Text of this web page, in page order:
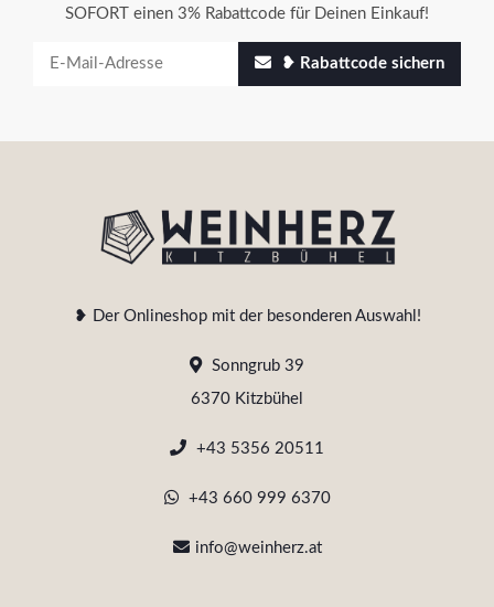
SOFORT einen 3% Rabattcode für Deinen Einkauf!
❥ Rabattcode sichern
❥ Der Onlineshop mit der besonderen Auswahl!
Sonngrub 39
6370 Kitzbühel
+43 5356 20511
+43 660 999 6370
info@weinherz.at